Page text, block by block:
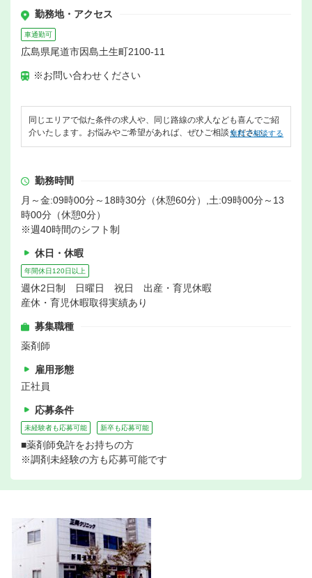
勤務地・アクセス
車通勤可
広島県尾道市因島土生町2100-11
※お問い合わせください
同じエリアで似た条件の求人や、同じ路線の求人なども喜んでご紹
介いたします。お悩みやご希望があれば、ぜひご相談ください。
無料で相談する
勤務時間
月～金:09時00分～18時30分（休憩60分）,土:09時00分～13
時00分（休憩0分）
※週40時間のシフト制
休日・休暇
年間休日120日以上
週休2日制 日曜日 祝日 出産・育児休暇
産休・育児休暇取得実績あり
募集職種
薬剤師
雇用形態
正社員
応募条件
未経験者も応募可能 新卒も応募可能
■薬剤師免許をお持ちの方
※調剤未経験の方も応募可能です